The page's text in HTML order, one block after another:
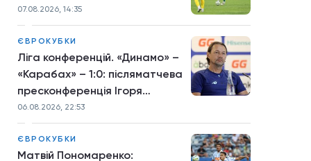
07.08.2026, 14:35
ЄВРОКУБКИ
Ліга конференцій. «Динамо» –
«Карабах» – 1:0: післяматчева
пресконференція Ігоря
Костюка
06.08.2026, 22:53
ЄВРОКУБКИ
Матвій Пономаренко: